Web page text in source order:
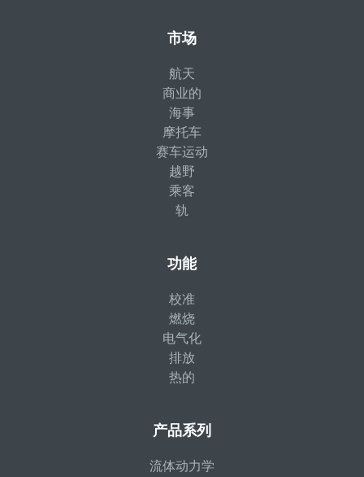
市场
航天
商业的
海事
摩托车
赛车运动
越野
乘客
轨
功能
校准
燃烧
电气化
排放
热的
产品系列
流体动力学